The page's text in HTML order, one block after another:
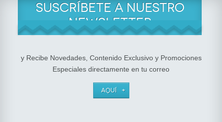
SUSCRÍBETE A NUESTRO
NEWSLETTER
y Recibe Novedades, Contenido Exclusivo y Promociones
Especiales directamente en tu correo
AQUÍ